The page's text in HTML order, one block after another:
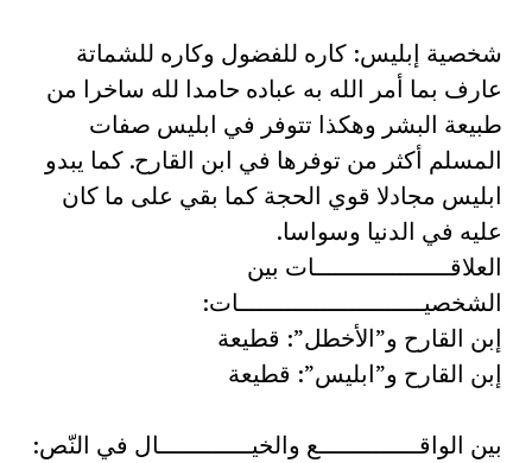
شخصية إبليس: كاره للفضول وكاره للشماتة
عارف بما أمر الله به عباده حامدا لله ساخرا من
طبيعة البشر وهكذا تتوفر في ابليس صفات
المسلم أكثر من توفرها في ابن القارح. كما يبدو
ابليس مجادلا قوي الحجة كما بقي على ما كان
عليه في الدنيا وسواسا.
العلاقـــــــــــــــــــات بين
الشخصيــــــــــــــــــــــــــات:
إبن القارح و”الأخطل”: قطيعة
إبن القارح و”ابليس”: قطيعة
بين الواقــــــــــــــع والخيـــــــــــــال في النّص: